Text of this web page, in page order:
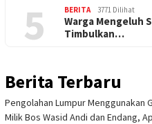
5 BERITA 3771 Dilihat
Warga Mengeluh
Timbulkan…
Berita Terbaru
Pengolahan Lumpur Menggunakan
Milik Bos Wasid Andi dan Endang,